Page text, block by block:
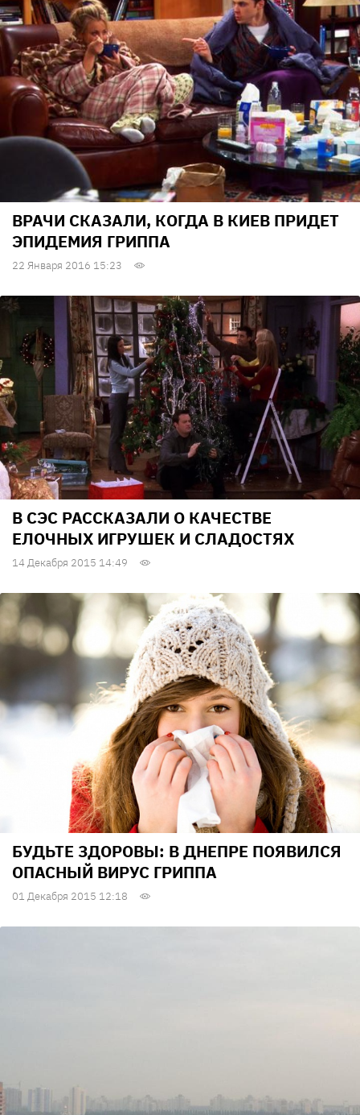
ВРАЧИ СКАЗАЛИ, КОГДА В КИЕВ ПРИДЕТ
ЭПИДЕМИЯ ГРИППА
22 Января 2016 15:23
В СЭС РАССКАЗАЛИ О КАЧЕСТВЕ
ЕЛОЧНЫХ ИГРУШЕК И СЛАДОСТЯХ
14 Декабря 2015 14:49
БУДЬТЕ ЗДОРОВЫ: В ДНЕПРЕ ПОЯВИЛСЯ
ОПАСНЫЙ ВИРУС ГРИППА
01 Декабря 2015 12:18